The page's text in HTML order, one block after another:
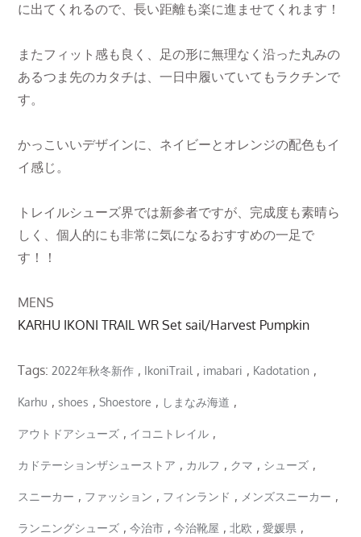
に出てくれるので、長い距離も楽に進ませてくれます！
またフィット感も良く、足の形に無理なく沿った丸みの
あるつま先のカタチは、一日中履いていてもラクチンで
す。
かっこいいデザインに、ネイビーとオレンジの配色もイ
イ感じ。
トレイルシューズ界では新参者ですが、完成度も素晴ら
しく、個人的にも非常に気になるおすすめの一足で
す！！
MENS
KARHU IKONI TRAIL WR Set sail/Harvest Pumpkin
Tags:2022年秋冬新作 , IkoniTrail , imabari , Kadotation ,
Karhu ,shoes ,Shoestore , しまなみ海道 ,
アウトドアシューズ , イコニトレイル ,
カドテーションザシューストア , カルフ , クマ , シューズ ,
スニーカー , ファッション , フィンランド , メンズスニーカー ,
ランニングシューズ ,今治市 ,今治靴屋 ,北欧 ,愛媛県 ,